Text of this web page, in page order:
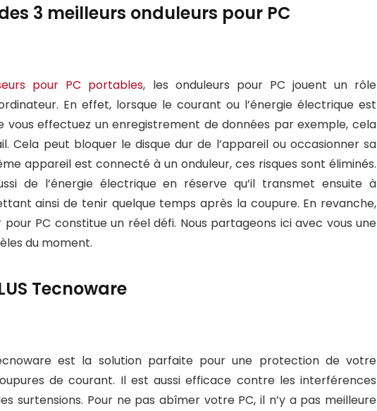
3 meilleurs onduleurs pour PC
pour PC portables, les onduleurs pour PC jouent un rôle
En effet, lorsque le courant ou l’énergie électrique est
vous effectuez un enregistrement de données par exemple, cela
Cela peut bloquer le disque dur de l’appareil ou occasionner sa
appareil est connecté à un onduleur, ces risques sont éliminés.
de l’énergie électrique en réserve qu’il transmet ensuite à
ainsi de tenir quelque temps après la coupure. En revanche,
PC constitue un réel défi. Nous partageons ici avec vous une
du moment.
Tecnoware
est la solution parfaite pour une protection de votre
de courant. Il est aussi efficace contre les interférences
surtensions. Pour ne pas abîmer votre PC, il n’y a pas meilleure